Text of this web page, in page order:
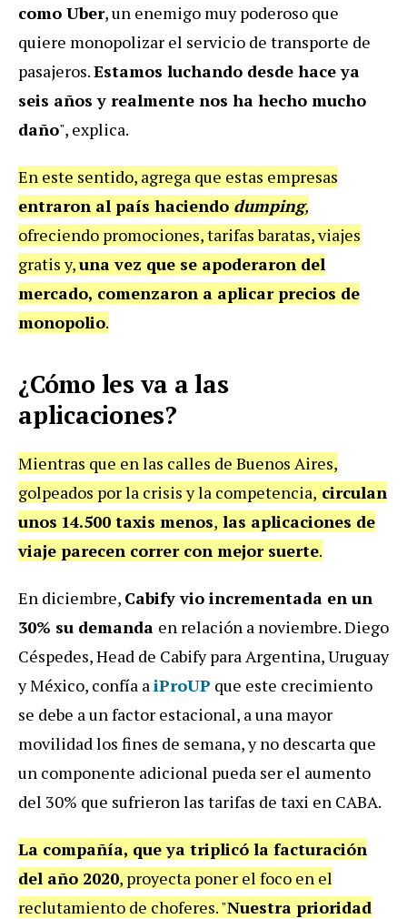
como Uber, un enemigo muy poderoso que
quiere monopolizar el servicio de transporte de
pasajeros.Estamos luchando desde hace ya
seis años y realmente nos ha hecho mucho
daño", explica.
En este sentido, agrega que estas empresas
entraron al país haciendo dumping,
ofreciendo promociones, tarifas baratas, viajes
gratis y,una vez que se apoderaron del
mercado, comenzaron a aplicar precios de
monopolio.
¿Cómo les va a las
aplicaciones?
Mientras que en las calles de Buenos Aires,
golpeados por la crisis y la competencia, circulan
unos 14.500 taxis menos, las aplicaciones de
viaje parecen correr con mejor suerte.
En diciembre, Cabify vio incrementada en un
30% su demanda en relación a noviembre. Diego
Céspedes, Head de Cabify para Argentina, Uruguay
y México, confía aiProUP que este crecimiento
se debe a un factor estacional, a una mayor
movilidad los fines de semana, y no descarta que
un componente adicional pueda ser el aumento
del 30% que sufrieron las tarifas de taxi en CABA.
La compañía, que ya triplicó la facturación
del año 2020, proyecta poner el foco en el
reclutamiento de choferes. "Nuestra prioridad